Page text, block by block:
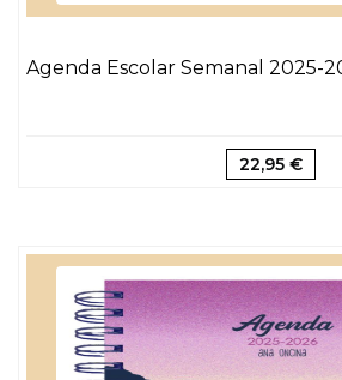
Agenda Escolar Semanal 2025-
22,95 €